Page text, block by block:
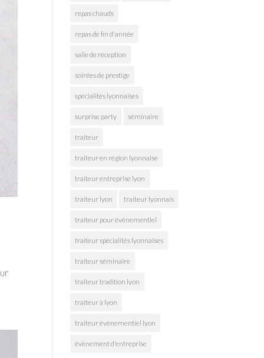
repas chauds
repas de fin d'année
salle de réception
soirées de prestige
spécialités lyonnaises
surprise party séminaire
traiteur
traiteur en région lyonnaise
traiteur entreprise lyon
traiteur lyon traiteur lyonnais
traiteur pour évènementiel
traiteur spécialités lyonnaises
traiteur séminaire
traiteur tradition lyon
traiteur à lyon
traiteur événementiel lyon
évènement d'entreprise